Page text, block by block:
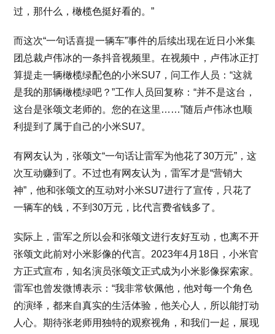
过，那什么，橄榄色挺好看的。”
而这次“一句话喜提一辆车”事件的后续出现在近日小米集
团总裁卢伟冰的一条抖音视频里。在视频中，卢伟冰正打
算提走一辆橄榄绿配色的小米SU7，问工作人员：“这就
是我的那辆橄榄绿吧？”工作人员回复称：“并不是这台，
这台是张颂文老师的。您的在这里……”随后卢伟冰也顺
利提到了属于自己的小米SU7。
有网友认为，张颂文“一句话让雷军为他花了30万元”，这
次互动赚到了。不过也有网友认为，雷军才是“营销大
神”，他和张颂文的互动对小米SU7进行了宣传，只花了
一辆车的钱，不到30万元，比代言费省钱多了。
实际上，雷军之所以会和张颂文进行友好互动，也离不开
张颂文此前对小米影像的代言。2023年4月18日，小米官
方正式宣布，知名演员张颂文正式成为小米影像探索家。
雷军也曾发微博表示：“我非常钦佩他，他对每一个角色
的演绎，都来自真实的生活体验，他关心人，所以能打动
人心。期待张老师用独特的观察视角，和我们一起，展现